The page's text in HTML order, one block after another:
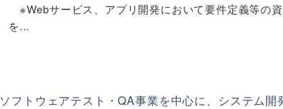
※Webサービス、アプリ開発において要件定義等の
を...
ソフトウェアテスト・QA事業を中心に、システム